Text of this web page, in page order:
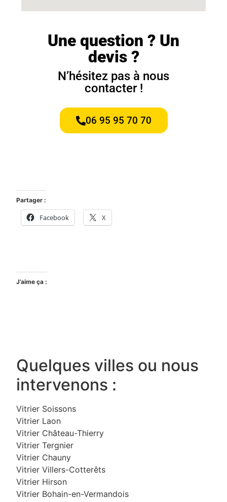
Une question ? Un
devis ?
N’hésitez pas à nous
contacter !
06 95 95 70 70
Partager :
Facebook X
J’aime ça :
Quelques villes ou nous
intervenons :
Vitrier Soissons
Vitrier Laon
Vitrier Château-Thierry
Vitrier Tergnier
Vitrier Chauny
Vitrier Villers-Cotterêts
Vitrier Hirson
Vitrier Bohain-en-Vermandois